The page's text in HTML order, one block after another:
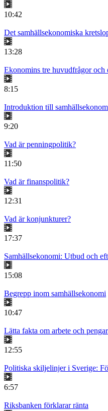
10:42
Det samhällsekonomiska
13:28
Ekonomins tre huvudfrågor och
8:15
Introduktion till
9:20
Vad är penningpolitik?
11:50
Vad är finanspolitik?
12:31
Vad är konjunkturer?
17:37
Samhällsekonomi: Utbud och
15:08
Begrepp inom samhällsekonomi
10:47
Lätta fakta om arbete och pengar
12:55
Politiska skiljelinjer i Sverige:
6:57
Riksbanken förklarar ränta